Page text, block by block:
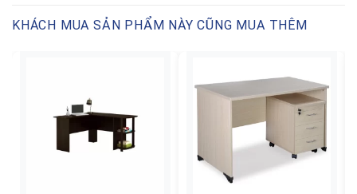
KHÁCH MUA SẢN PHẨM NÀY CŨNG MUA THÊM